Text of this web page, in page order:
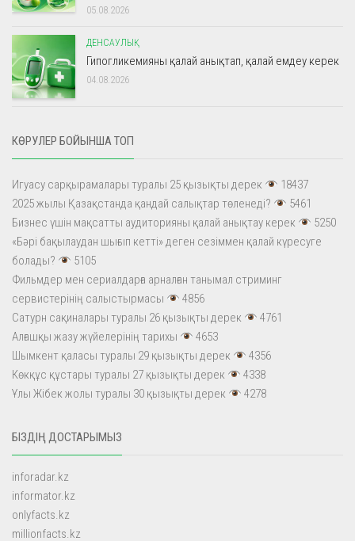
05.08.2026
ДЕНСАУЛЫҚ
Гипогликемияны қалай анықтап, қалай емдеу керек
04.08.2026
КӨРУЛЕР БОЙЫНША ТОП
Игуасу сарқырамалары туралы 25 қызықты дерек
18437
2025 жылы Қазақстанда қандай салықтар төленеді?
5461
Бизнес үшін мақсатты аудиторияны қалай анықтау керек
5250
«Бәрі бақылаудан шығып кетті» деген сезіммен қалай күресуге
болады?
5105
Фильмдер мен сериалдарға арналған танымал стриминг
сервистерінің салыстырмасы
4856
Сатурн сақиналары туралы 26 қызықты дерек
4761
Алғашқы жазу жүйелерінің тарихы
4653
Шымкент қаласы туралы 29 қызықты дерек
4356
Көкқұс құстары туралы 27 қызықты дерек
4338
Ұлы Жібек жолы туралы 30 қызықты дерек
4278
БІЗДІҢ ДОСТАРЫМЫЗ
inforadar.kz
informator.kz
onlyfacts.kz
millionfacts.kz